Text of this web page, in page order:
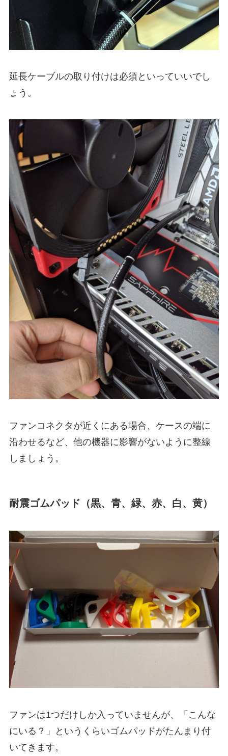
延長ケーブルの取り付けは必須といっていいでし
ょう。
ファンコネクタが近くにある場合、ケースの端に
沿わせるなど、他の機器に影響がないように整線
しましょう。
耐震ゴムパッド（黒、青、緑、赤、白、黄）
ファンは1つだけしか入っていませんが、「こんな
にいる？」というくらいゴムパッドがたんまり付
いてきます。